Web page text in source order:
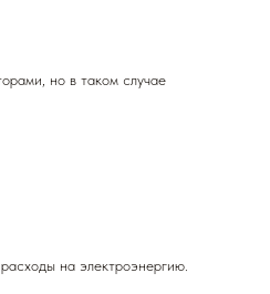
но в таком случае
на электроэнергию.